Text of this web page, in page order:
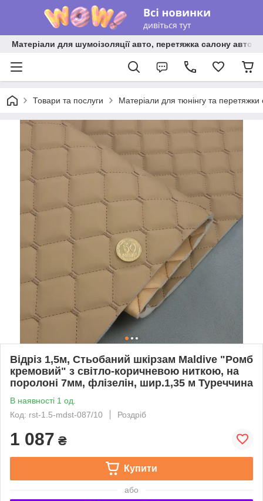
Матеріали для шумоізоляції авто, перетяжка салону авто
Товари та послуги Матеріали для тюнінгу та
Відріз 1,5м, Стьобаний шкірзам Maldive "Ромб
кремовий" з світло-коричневою ниткою, на
поролоні 7мм, флізелін, шир.1,35 м Туреччина
В наявності 1 од.
Код: rst-1.5-mdst-087/10
Роздріб
1 087 ₴
Купити
або